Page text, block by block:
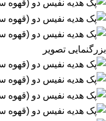
بزرگنمایی تصویر